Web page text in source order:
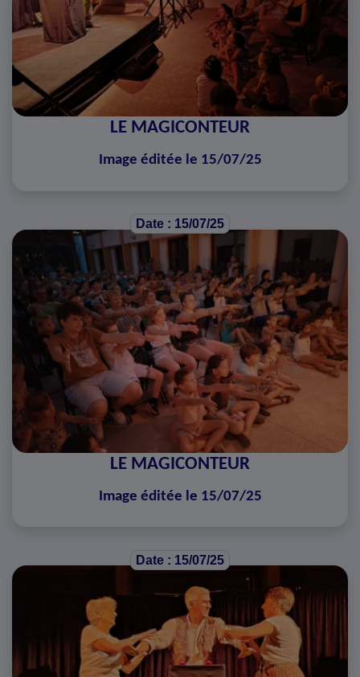
LE MAGICONTEUR
Image éditée le 15/07/25
Date : 15/07/25
LE MAGICONTEUR
Image éditée le 15/07/25
Date : 15/07/25